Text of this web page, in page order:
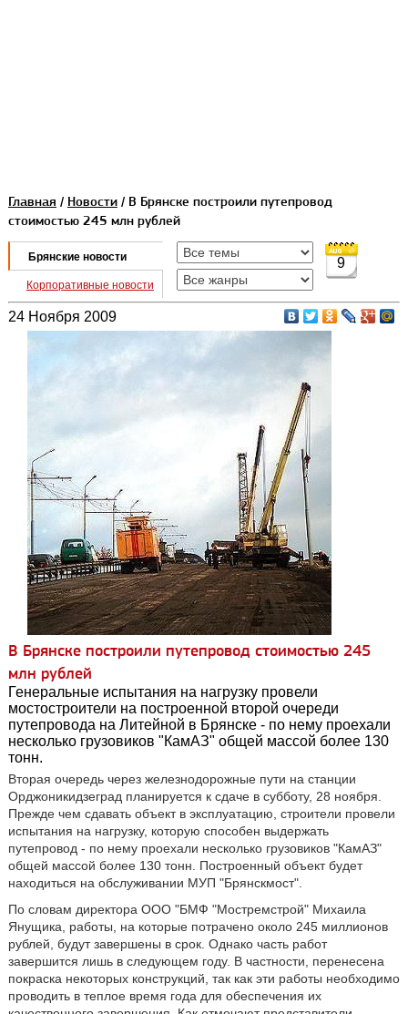
Главная / Новости/ В Брянске построили путепровод
стоимостью 245 млн рублей
Брянские новости
Корпоративные новости
9
24 Ноября 2009
В Брянске построили путепровод стоимостью 245
млн рублей
Генеральные испытания на нагрузку провели
мостостроители на построенной второй очереди
путепровода на Литейной в Брянске - по нему проехали
несколько грузовиков "КамАЗ" общей массой более 130
тонн.
Вторая очередь через железнодорожные пути на станции
Орджоникидзеград планируется к сдаче в субботу, 28 ноября.
Прежде чем сдавать объект в эксплуатацию, строители провели
испытания на нагрузку, которую способен выдержать
путепровод - по нему проехали несколько грузовиков "КамАЗ"
общей массой более 130 тонн. Построенный объект будет
находиться на обслуживании МУП "Брянскмост".
По словам директора ООО "БМФ "Мостремстрой" Михаила
Янущика, работы, на которые потрачено около 245 миллионов
рублей, будут завершены в срок. Однако часть работ
завершится лишь в следующем году. В частности, перенесена
покраска некоторых конструкций, так как эти работы необходимо
проводить в теплое время года для обеспечения их